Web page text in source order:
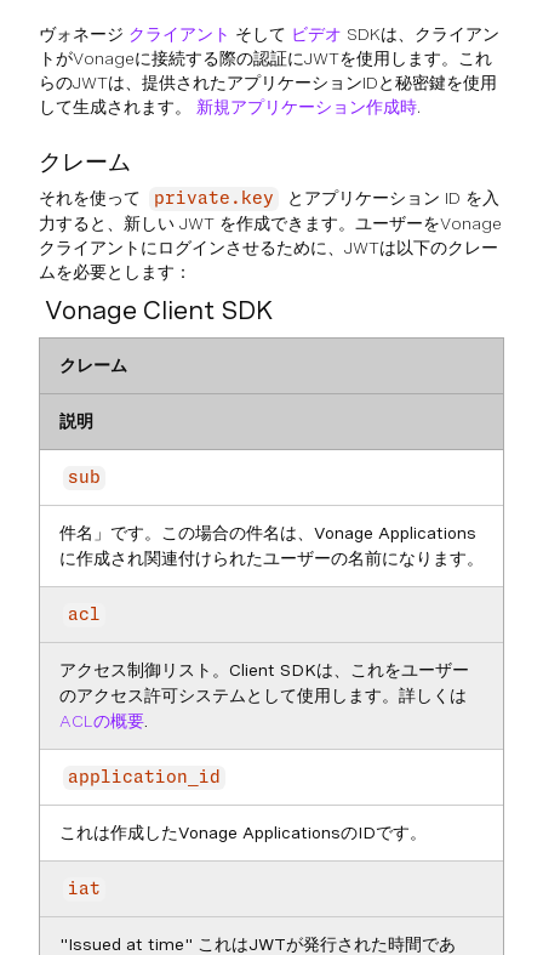
ヴォネージ クライアント そして ビデオ SDKは、クライアン
トがVonageに接続する際の認証にJWTを使用します。これ
らのJWTは、提供されたアプリケーションIDと秘密鍵を使用
して生成されます。 新規アプリケーション作成時.
クレーム
それを使って private.key
とアプリケーション ID を入
力すると、新しい JWT を作成できます。ユーザーをVonage
クライアントにログインさせるために、JWTは以下のクレー
ムを必要とします：
Vonage Client SDK
クレーム
説明
sub
件名」です。この場合の件名は、Vonage Applications
に作成され関連付けられたユーザーの名前になります。
acl
アクセス制御リスト。Client SDKは、これをユーザー
のアクセス許可システムとして使用します。詳しくは
ACLの概要
application_id
これは作成したVonage ApplicationsのIDです。
iat
"Issued at time" これはJWTが発行された時間であ